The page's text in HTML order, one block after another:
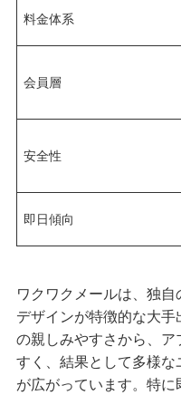
料金体系
会員層
安全性
即日傾向
ワクワクメールは、独
デザインが特徴的な大
の親しみやすさから、
すく、結果として多様
が広がっています。特